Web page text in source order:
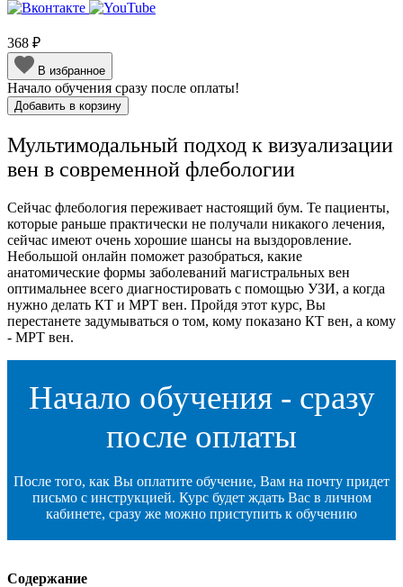
368 ₽
В избранное
Начало обучения сразу после оплаты!
Добавить в корзину
Мультимодальный подход к визуализации
вен в современной флебологии
Сейчас флебология переживает настоящий бум. Те пациенты,
которые раньше практически не получали никакого лечения,
сейчас имеют очень хорошие шансы на выздоровление.
Небольшой онлайн поможет разобраться, какие
анатомические формы заболеваний магистральных вен
оптимальнее всего диагностировать с помощью УЗИ, а когда
нужно делать КТ и МРТ вен. Пройдя этот курс, Вы
перестанете задумываться о том, кому показано КТ вен, а кому
- МРТ вен.
Начало обучения - сразу
после оплаты
После того, как Вы оплатите обучение, Вам на почту придет
письмо с инструкцией. Курс будет ждать Вас в личном
кабинете, сразу же можно приступить к обучению
Содержание